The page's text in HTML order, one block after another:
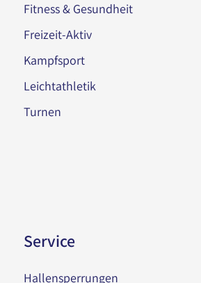
Fitness & Gesundheit
Freizeit-Aktiv
Kampfsport
Leichtathletik
Turnen
Service
Hallensperrungen